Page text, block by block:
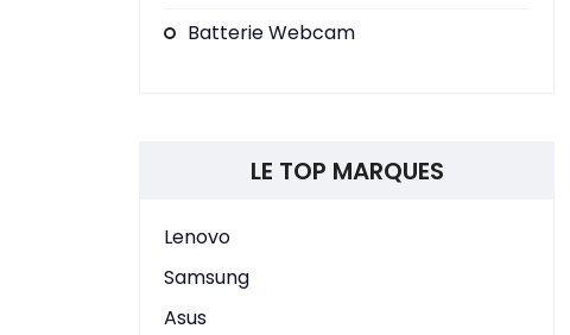
Batterie Webcam
LE TOP MARQUES
Lenovo
Samsung
Asus